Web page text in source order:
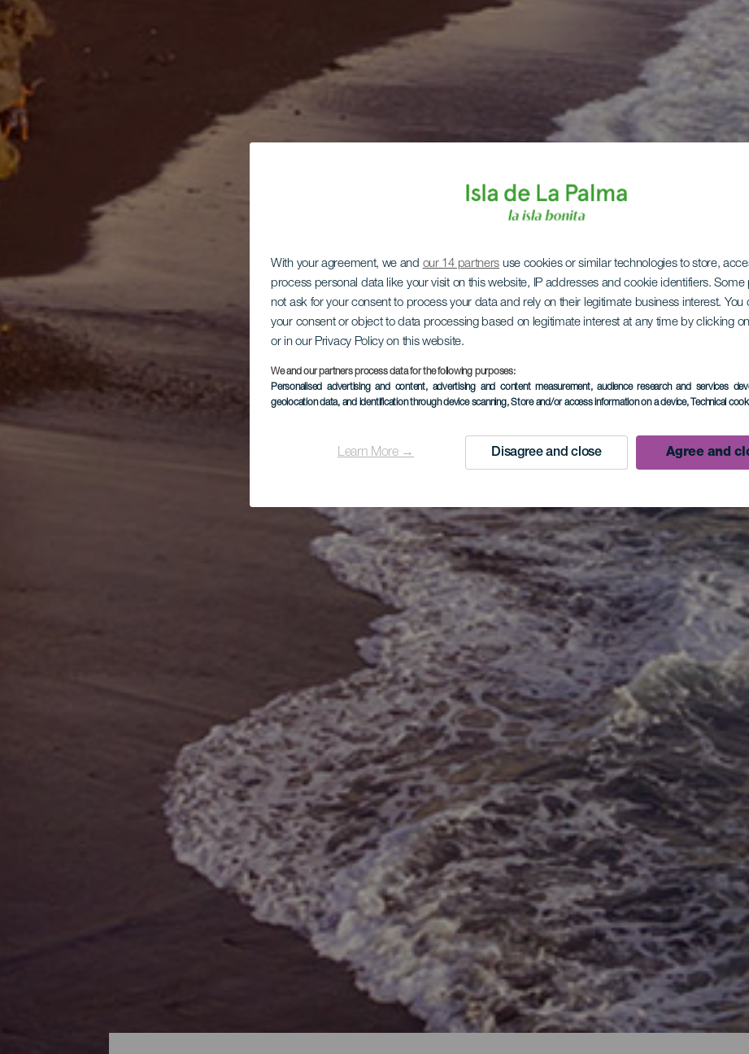
With your agreement, we and our 14 partners use cookies or similar technologies to store,
process personal data like your visit on this website, IP addresses and cookie identifiers. Some
not ask for your consent to process your data and rely on their legitimate business interest. You
your consent or object to data processing based on legitimate interest at any time by clicking
or in our Privacy Policy on this website.
We and our partners process data for the following purposes:
Personalised advertising and content, advertising and content measurement, audience research and services
geolocation data, and identification through device scanning, Store and/or access information on a device, Technical
Learn More → Disagree and close Agree and